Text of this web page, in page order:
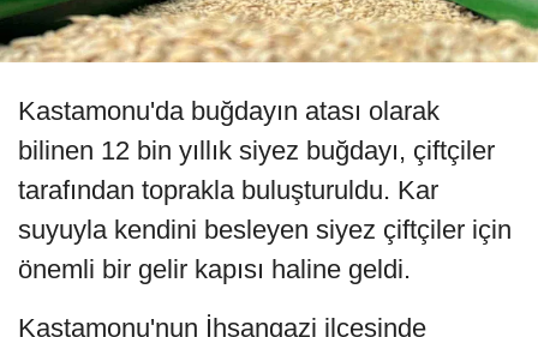
Kastamonu'da buğdayın atası olarak
bilinen 12 bin yıllık siyez buğdayı, çiftçiler
tarafından toprakla buluşturuldu. Kar
suyuyla kendini besleyen siyez çiftçiler için
önemli bir gelir kapısı haline geldi.
Kastamonu'nun İhsangazi ilçesinde